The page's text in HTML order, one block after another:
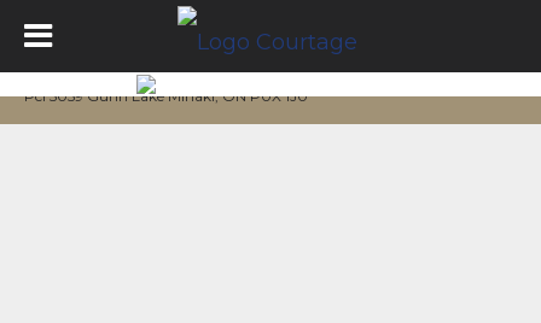
Pcl 5059 Gunn Lake Minaki, ON P0X 1J0